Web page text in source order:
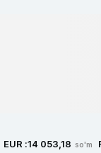
EUR :14 053,18 so'm